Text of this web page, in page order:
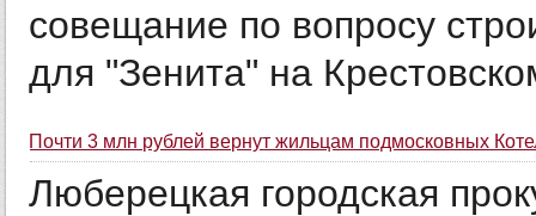
совещание по вопросу
для "Зенита" на
Почти 3 млн рублей вернут жильцам подмосковных
Люберецкая городская